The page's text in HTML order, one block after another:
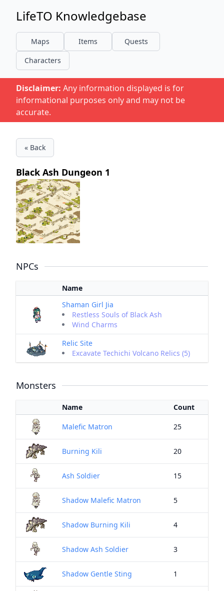
LifeTO Knowledgebase
Maps Items
Quests
Characters
Disclaimer: Any information displayed is for
informational purposes only and may not be
accurate.
« Back
Black Ash Dungeon 1
NPCs
Name
Shaman Girl Jia
Restless Souls of Black Ash
Wind Charms
Relic Site
Excavate Techichi Volcano Relics (5)
Monsters
Name Count
Malefic Matron 25
Burning Kili 20
Ash Soldier 15
Shadow Malefic Matron 5
Shadow Burning Kili 4
Shadow Ash Soldier 3
Shadow Gentle Sting 1